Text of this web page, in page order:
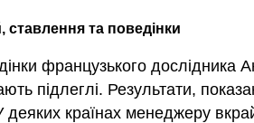
ставлення та поведінки
французького дослідника
підлеглі. Результати,
країнах менеджеру